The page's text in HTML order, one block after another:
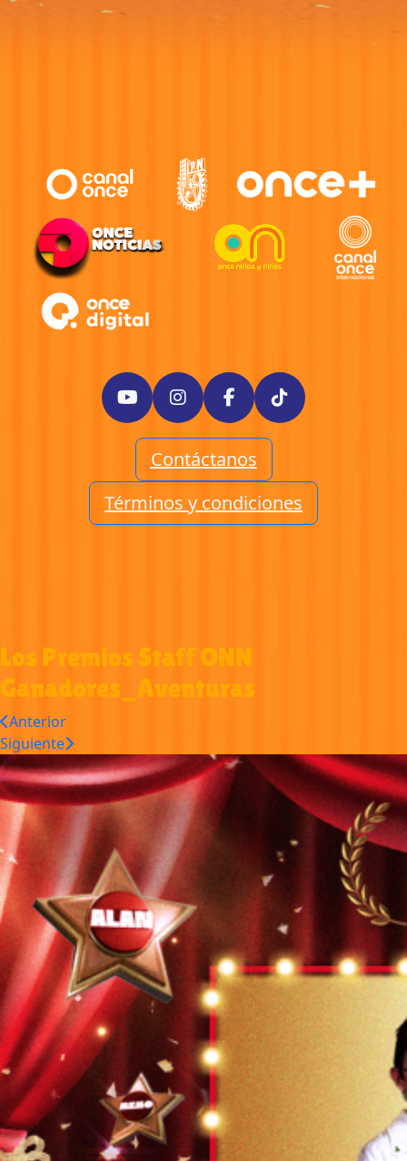
Contáctanos
Términos y condiciones
Los Premios Staff ONN
Ganadores_Aventuras
Anterior
Siguiente